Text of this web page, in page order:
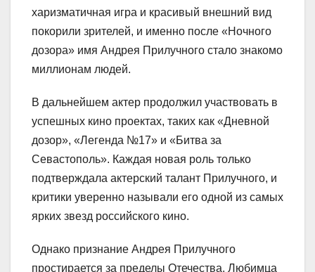
харизматичная игра и красивый внешний вид
покорили зрителей, и именно после «Ночного
дозора» имя Андрея Прилучного стало знакомо
миллионам людей.
В дальнейшем актер продолжил участвовать в
успешных кино проектах, таких как «Дневной
дозор», «Легенда №17» и «Битва за
Севастополь». Каждая новая роль только
подтверждала актерский талант Прилучного, и
критики уверенно называли его одной из самых
ярких звезд российского кино.
Однако признание Андрея Прилучного
простирается за пределы Отечества. Любимца